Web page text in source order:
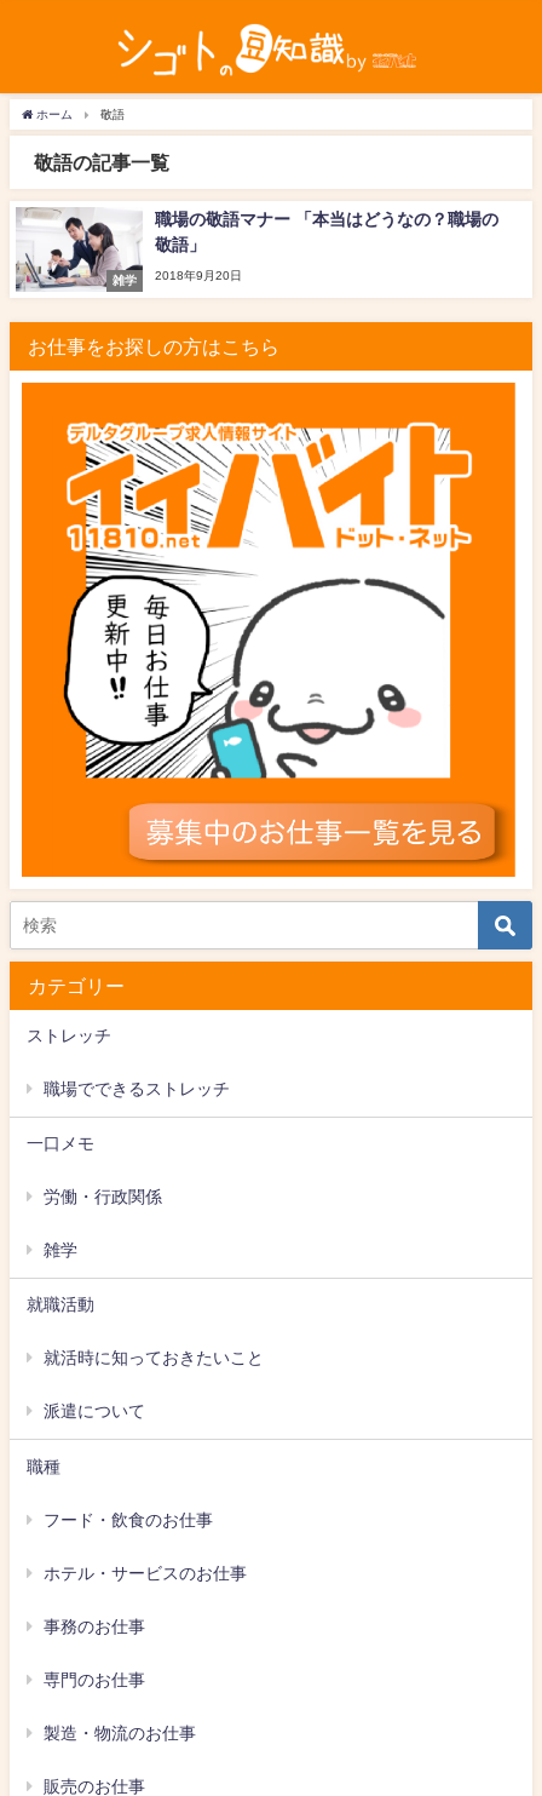
ホーム 敬語
敬語の記事一覧
雑学
職場の敬語マナー 「本当はどうなの？職場の
敬語」
2018年9月20日
お仕事をお探しの方はこちら
カテゴリー
ストレッチ
職場でできるストレッチ
一口メモ
労働・行政関係
雑学
就職活動
就活時に知っておきたいこと
派遣について
職種
フード・飲食のお仕事
ホテル・サービスのお仕事
事務のお仕事
専門のお仕事
製造・物流のお仕事
販売のお仕事